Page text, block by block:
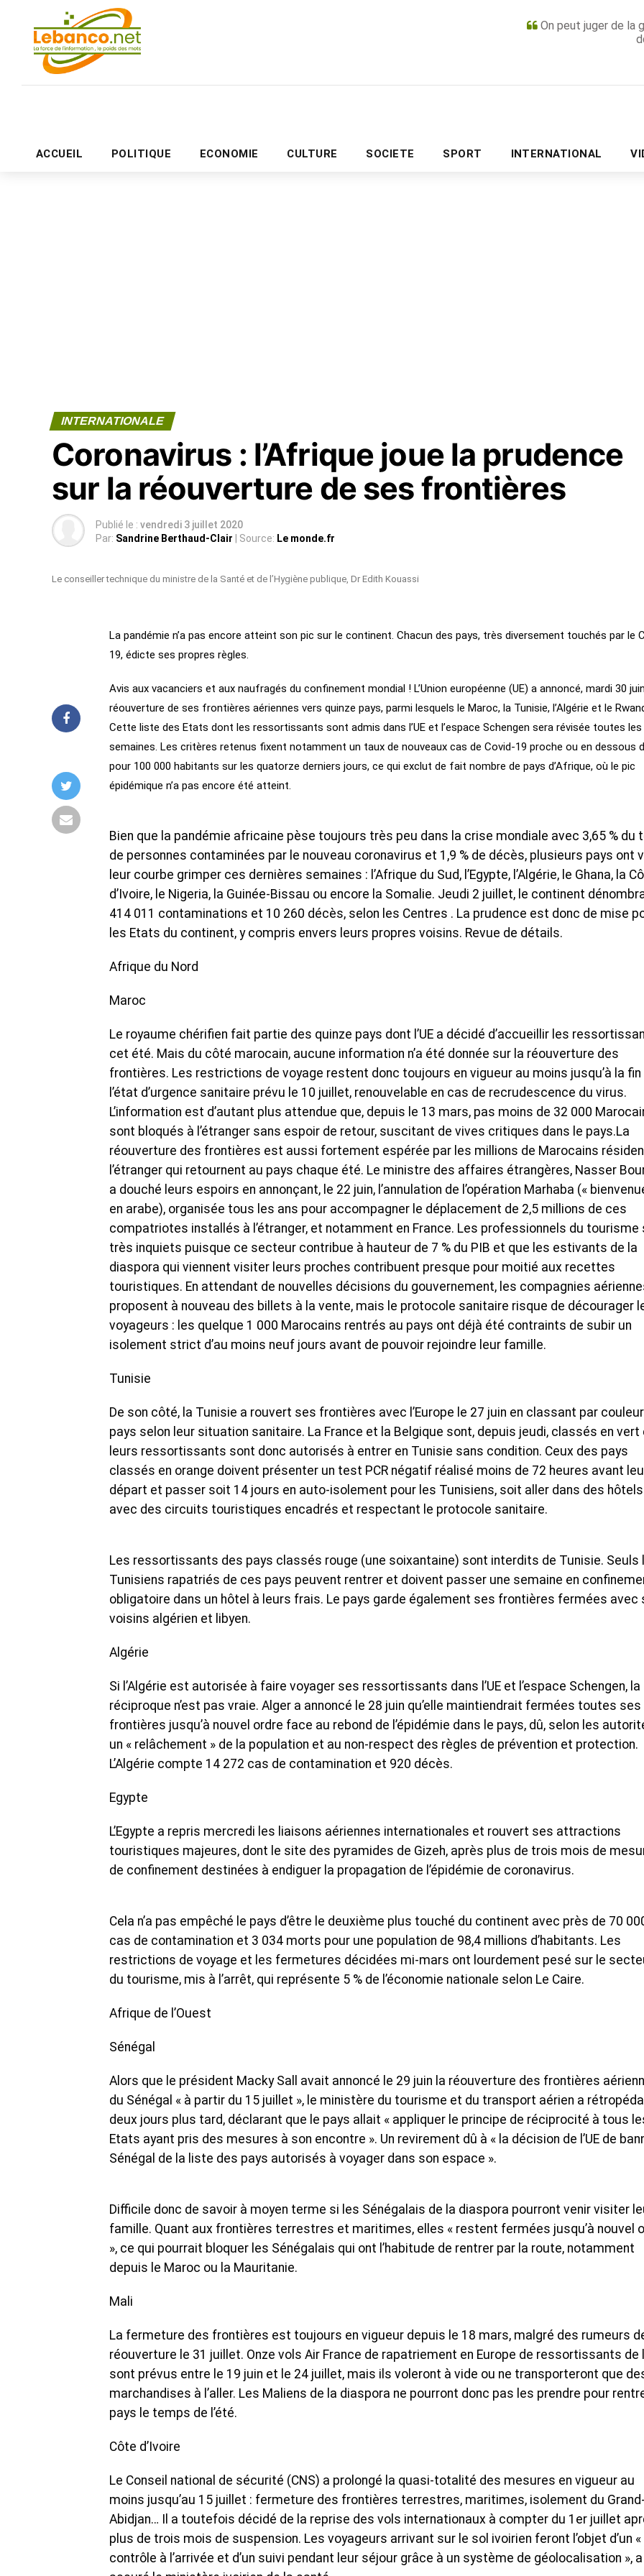
On peut juger de la
ACCUEIL POLITIQUE ECONOMIE CULTURE SOCIETE SPORT INTERNATIONAL
PUBLICITÉ
INTERNATIONALE
Coronavirus : l’Afrique joue la prudence
sur la réouverture de ses frontières
Publié le : vendredi 3 juillet 2020
Par: Sandrine Berthaud-Clair | Source: Le monde.fr
Le conseiller technique du ministre de la Santé et de l’Hygiène publique, Dr Edith Kouassi
La pandémie n’a pas encore atteint son pic sur le continent. Chacun des pays, très diversement touchés par le
19, édicte ses propres règles.
Avis aux vacanciers et aux naufragés du confinement mondial ! L’Union européenne (UE) a annoncé, mardi 30
réouverture de ses frontières aériennes vers quinze pays, parmi lesquels le Maroc, la Tunisie, l’Algérie et le
Cette liste des Etats dont les ressortissants sont admis dans l’UE et l’espace Schengen sera révisée toutes les
semaines. Les critères retenus fixent notamment un taux de nouveaux cas de Covid-19 proche ou en dessous
pour 100 000 habitants sur les quatorze derniers jours, ce qui exclut de fait nombre de pays d’Afrique, où le pic
épidémique n’a pas encore été atteint.
Bien que la pandémie africaine pèse toujours très peu dans la crise mondiale avec 3,65 % du
de personnes contaminées par le nouveau coronavirus et 1,9 % de décès, plusieurs pays ont
leur courbe grimper ces dernières semaines : l’Afrique du Sud, l’Egypte, l’Algérie, le Ghana, la
d’Ivoire, le Nigeria, la Guinée-Bissau ou encore la Somalie. Jeudi 2 juillet, le continent
414 011 contaminations et 10 260 décès, selon les Centres . La prudence est donc de mise
les Etats du continent, y compris envers leurs propres voisins. Revue de détails.
Afrique du Nord
Maroc
Le royaume chérifien fait partie des quinze pays dont l’UE a décidé d’accueillir les
cet été. Mais du côté marocain, aucune information n’a été donnée sur la réouverture des
frontières. Les restrictions de voyage restent donc toujours en vigueur au moins jusqu’à la fin
l’état d’urgence sanitaire prévu le 10 juillet, renouvelable en cas de recrudescence du virus.
L’information est d’autant plus attendue que, depuis le 13 mars, pas moins de 32 000
sont bloqués à l’étranger sans espoir de retour, suscitant de vives critiques dans le pays.La
réouverture des frontières est aussi fortement espérée par les millions de Marocains
l’étranger qui retournent au pays chaque été. Le ministre des affaires étrangères, Nasser
a douché leurs espoirs en annonçant, le 22 juin, l’annulation de l’opération Marhaba («
en arabe), organisée tous les ans pour accompagner le déplacement de 2,5 millions de ces
compatriotes installés à l’étranger, et notamment en France. Les professionnels du tourisme
très inquiets puisque ce secteur contribue à hauteur de 7 % du PIB et que les estivants de la
diaspora qui viennent visiter leurs proches contribuent presque pour moitié aux recettes
touristiques. En attendant de nouvelles décisions du gouvernement, les compagnies
proposent à nouveau des billets à la vente, mais le protocole sanitaire risque de décourager
voyageurs : les quelque 1 000 Marocains rentrés au pays ont déjà été contraints de subir un
isolement strict d’au moins neuf jours avant de pouvoir rejoindre leur famille.
Tunisie
De son côté, la Tunisie a rouvert ses frontières avec l’Europe le 27 juin en classant par
pays selon leur situation sanitaire. La France et la Belgique sont, depuis jeudi, classés en vert
leurs ressortissants sont donc autorisés à entrer en Tunisie sans condition. Ceux des pays
classés en orange doivent présenter un test PCR négatif réalisé moins de 72 heures avant
départ et passer soit 14 jours en auto-isolement pour les Tunisiens, soit aller dans des hôtels
avec des circuits touristiques encadrés et respectant le protocole sanitaire.
Les ressortissants des pays classés rouge (une soixantaine) sont interdits de Tunisie. Seuls
Tunisiens rapatriés de ces pays peuvent rentrer et doivent passer une semaine en
obligatoire dans un hôtel à leurs frais. Le pays garde également ses frontières fermées avec
voisins algérien et libyen.
Algérie
Si l’Algérie est autorisée à faire voyager ses ressortissants dans l’UE et l’espace Schengen, la
réciproque n’est pas vraie. Alger a annoncé le 28 juin qu’elle maintiendrait fermées toutes ses
frontières jusqu’à nouvel ordre face au rebond de l’épidémie dans le pays, dû, selon les
un « relâchement » de la population et au non-respect des règles de prévention et protection.
L’Algérie compte 14 272 cas de contamination et 920 décès.
Egypte
L’Egypte a repris mercredi les liaisons aériennes internationales et rouvert ses attractions
touristiques majeures, dont le site des pyramides de Gizeh, après plus de trois mois de
de confinement destinées à endiguer la propagation de l’épidémie de coronavirus.
Cela n’a pas empêché le pays d’être le deuxième plus touché du continent avec près de 70
cas de contamination et 3 034 morts pour une population de 98,4 millions d’habitants. Les
restrictions de voyage et les fermetures décidées mi-mars ont lourdement pesé sur le
du tourisme, mis à l’arrêt, qui représente 5 % de l’économie nationale selon Le Caire.
Afrique de l’Ouest
Sénégal
Alors que le président Macky Sall avait annoncé le 29 juin la réouverture des frontières
du Sénégal « à partir du 15 juillet », le ministère du tourisme et du transport aérien a
deux jours plus tard, déclarant que le pays allait « appliquer le principe de réciprocité à tous
Etats ayant pris des mesures à son encontre ». Un revirement dû à « la décision de l’UE de
Sénégal de la liste des pays autorisés à voyager dans son espace ».
Difficile donc de savoir à moyen terme si les Sénégalais de la diaspora pourront venir visiter
famille. Quant aux frontières terrestres et maritimes, elles « restent fermées jusqu’à nouvel
», ce qui pourrait bloquer les Sénégalais qui ont l’habitude de rentrer par la route, notamment
depuis le Maroc ou la Mauritanie.
Mali
La fermeture des frontières est toujours en vigueur depuis le 18 mars, malgré des rumeurs
réouverture le 31 juillet. Onze vols Air France de rapatriement en Europe de ressortissants de
sont prévus entre le 19 juin et le 24 juillet, mais ils voleront à vide ou ne transporteront que
marchandises à l’aller. Les Maliens de la diaspora ne pourront donc pas les prendre pour
pays le temps de l’été.
Côte d’Ivoire
Le Conseil national de sécurité (CNS) a prolongé la quasi-totalité des mesures en vigueur au
moins jusqu’au 15 juillet : fermeture des frontières terrestres, maritimes, isolement du Grand-
Abidjan… Il a toutefois décidé de la reprise des vols internationaux à compter du 1er juillet
plus de trois mois de suspension. Les voyageurs arrivant sur le sol ivoirien feront l’objet d’un «
contrôle à l’arrivée et d’un suivi pendant leur séjour grâce à un système de géolocalisation », a